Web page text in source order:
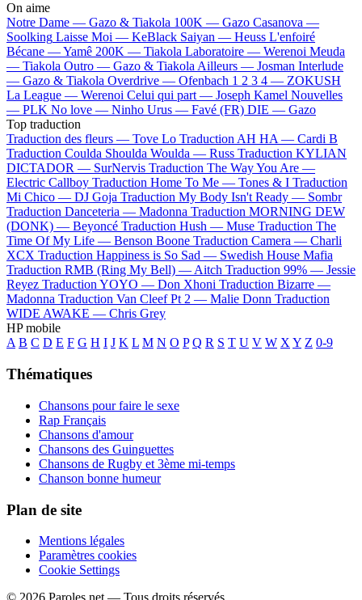
On aime
Notre Dame — Gazo & Tiakola 100K — Gazo Casanova —
Soolking Laisse Moi — KeBlack Saiyan — Heuss L'enfoiré
Bécane —Yamê 200K — Tiakola Laboratoire — Werenoi Meuda
— Tiakola Outro — Gazo & TiakolaAilleurs — Josman Interlude
— Gazo & Tiakola Overdrive — Ofenbach 1 2 3 4 — ZOKUSH
La League — Werenoi Celui qui part — Joseph Kamel Nouvelles
— PLK No love — Ninho Urus — Favé (FR) DIE — Gazo
Top traduction
Traduction des fleurs — Tove Lo Traduction AH HA — Cardi B
Traduction Coulda Shoulda Woulda — Russ Traduction KYLIAN
DICTADOR — SurNervis Traduction The Way You Are —
Electric Callboy Traduction Home To Me — Tones & I Traduction
Mi Chico — DJ Goja Traduction My Body Isn't Ready — Sombr
Traduction Danceteria — Madonna Traduction MORNING DEW
(DONK) — Beyoncé Traduction Hush — Muse Traduction The
Time Of My Life — Benson Boone Traduction Camera — Charli
XCX Traduction Happiness is So Sad — Swedish House Mafia
Traduction RMB (Ring My Bell) —Aitch Traduction 99% — Jessie
Reyez Traduction YOYO — Don Xhoni Traduction Bizarre —
Madonna Traduction Van Cleef Pt 2 — Malie Donn Traduction
WIDE AWAKE — Chris Grey
HP mobile
A B C D E F G H I J K L M N O P Q R S T U V W XY Z 0-9
Thématiques
Chansons pour faire le sexe
Rap Français
Chansons d'amour
Chansons des Guinguettes
Chansons de Rugby et 3ème mi-temps
Chanson bonne humeur
Plan de site
Mentions légales
Paramètres cookies
Cookie Settings